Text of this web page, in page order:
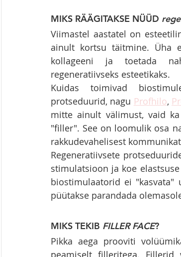
MIKS RÄÄGITAKSE NÜÜD
Viimastel aastatel on
ainult kortsu täitmine. Üha
kollageeni ja toetada
regeneratiivseks esteetikaks.
Kuidas toimivad
protseduurid, nagu Profhilo,
mitte ainult välimust, vaid
"filler". See on loomulik osa
rakkudevahelisest
Regeneratiivsete
stimulatsioon ja koe
biostimulaatorid ei "kasvata"
püütakse parandada
MIKS TEKIB FILLER FACE?
Pikka aega prooviti